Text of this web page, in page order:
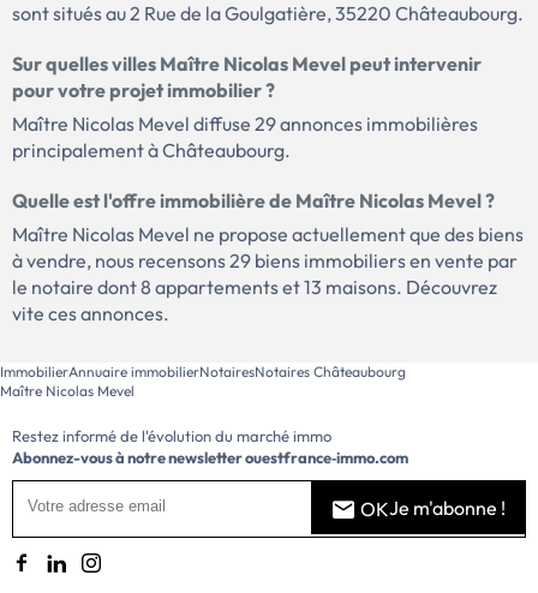
sont situés au 2 Rue de la Goulgatière, 35220 Châteaubourg.
Sur quelles villes Maître Nicolas Mevel peut intervenir
pour votre projet immobilier ?
Maître Nicolas Mevel diffuse 29 annonces immobilières
principalement à Châteaubourg.
Quelle est l'offre immobilière de Maître Nicolas Mevel ?
Maître Nicolas Mevel ne propose actuellement que des biens
à vendre, nous recensons 29 biens immobiliers en vente par
le notaire dont 8 appartements et 13 maisons. Découvrez
vite ces annonces.
ImmobilierAnnuaire immobilierNotairesNotaires Châteaubourg
Maître Nicolas Mevel
Restez informé de l'évolution du marché immo
Abonnez-vous à notre newsletterouestfrance‑immo.com
OKJe m'abonne !